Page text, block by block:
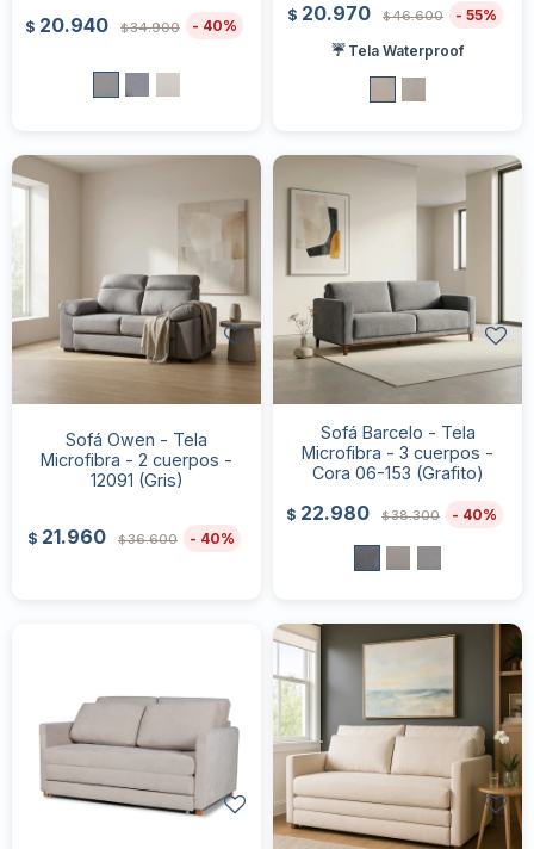
$ 20.940 $34.900 40
$ 20.970 $46.600
55
☔ Tela Waterproof
Sofá Owen - Tela
Microfibra - 2 cuerpos -
12091 (Gris)
$ 21.960 $36.600 40
Sofá Barcelo - Tela
Microfibra - 3 cuerpos -
Cora 06-153 (Grafito)
$ 22.980 $38.300 40